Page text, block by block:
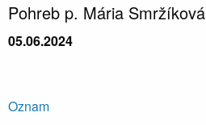
Pohreb p. Mária Smržíková
05.06.2024
Oznam